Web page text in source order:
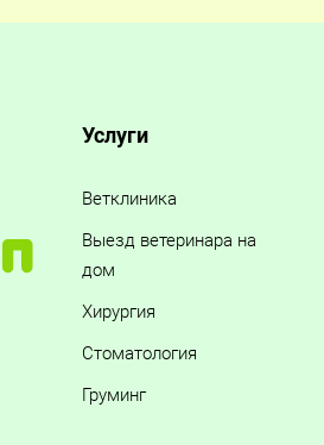
Услуги
Ветклиника
Выезд ветеринара на
дом
Хирургия
Стоматология
Груминг